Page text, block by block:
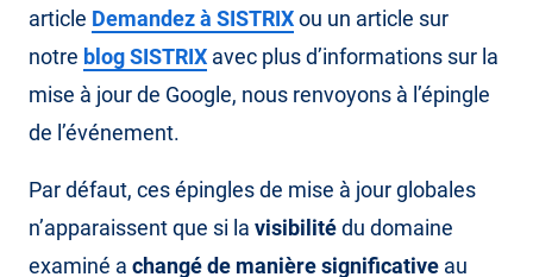
article Demandez à SISTRIXou un article sur
notre blog SISTRIX avec plus d’informations sur la
mise à jour de Google, nous renvoyons à l’épingle
de l’événement.
Par défaut, ces épingles de mise à jour globales
n’apparaissent que si la visibilitédu domaine
examiné a changé de manière significative au